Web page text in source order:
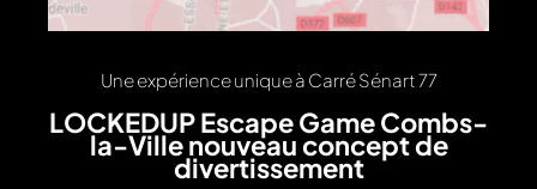
Une expérience unique à Carré Sénart 77
LOCKEDUP Escape Game Combs-
la-Ville nouveau concept de
divertissement